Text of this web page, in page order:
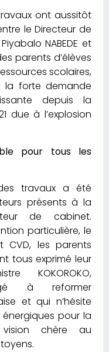
ont aussitôt
le Directeur de
NABEDE et
parents d’élèves
scolaires,
forte demande
depuis la
due à l’explosion
pour tous les
travaux a été
présents à la
de cabinet.
particulière, le
CVD, les parents
tous exprimé leur
KOKOROKO,
à reformer
et qui n’hésite
pour la
chère au